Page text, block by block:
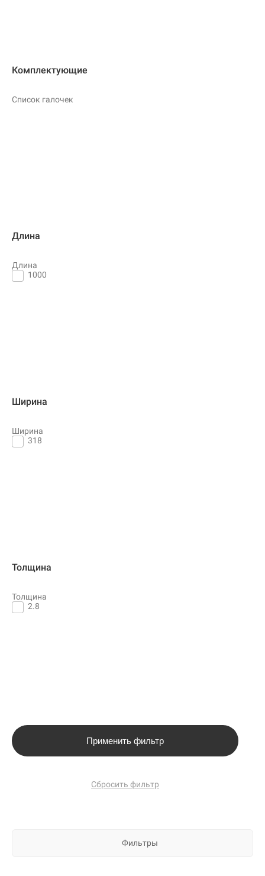
Комплектующие
Список галочек
Длина
Длина
1000
Ширина
Ширина
318
Толщина
Толщина
2.8
Применить фильтр
Сбросить фильтр
Фильтры